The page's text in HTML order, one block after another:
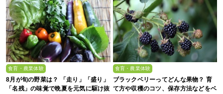
食育・農業体験
8月が旬の野菜は？ 「走り」「盛り」
「名残」の味覚で晩夏を元気に駆け抜
食育・農業体験
ブラックベリーってどんな果物？ 育
て方や収穫のコツ、保存方法などをベ